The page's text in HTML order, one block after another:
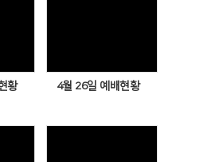
황 4월 26일 예배현황